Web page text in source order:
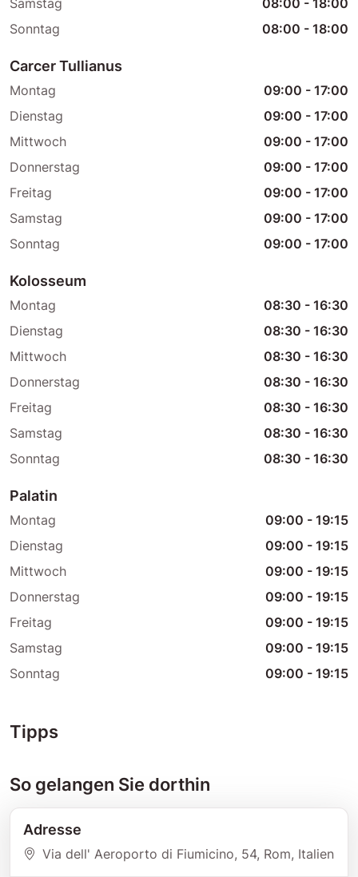
Samstag 08:00 - 18:00
Sonntag
08:00 - 18:00
Carcer Tullianus
Montag 09:00 - 17:00
Dienstag
09:00 - 17:00
Mittwoch
09:00 - 17:00
Donnerstag
09:00 - 17:00
Freitag
09:00 - 17:00
Samstag
09:00 - 17:00
Sonntag
09:00 - 17:00
Kolosseum
Montag 08:30 - 16:30
Dienstag
08:30 - 16:30
Mittwoch
08:30 - 16:30
Donnerstag
08:30 - 16:30
Freitag
08:30 - 16:30
Samstag
08:30 - 16:30
Sonntag
08:30 - 16:30
Palatin
Montag 09:00 - 19:15
Dienstag
09:00 - 19:15
Mittwoch
09:00 - 19:15
Donnerstag
09:00 - 19:15
Freitag
09:00 - 19:15
Samstag
09:00 - 19:15
Sonntag
09:00 - 19:15
Tipps
So gelangen Sie dorthin
Adresse
Via dell' Aeroporto di Fiumicino, 54, Rom, Italien